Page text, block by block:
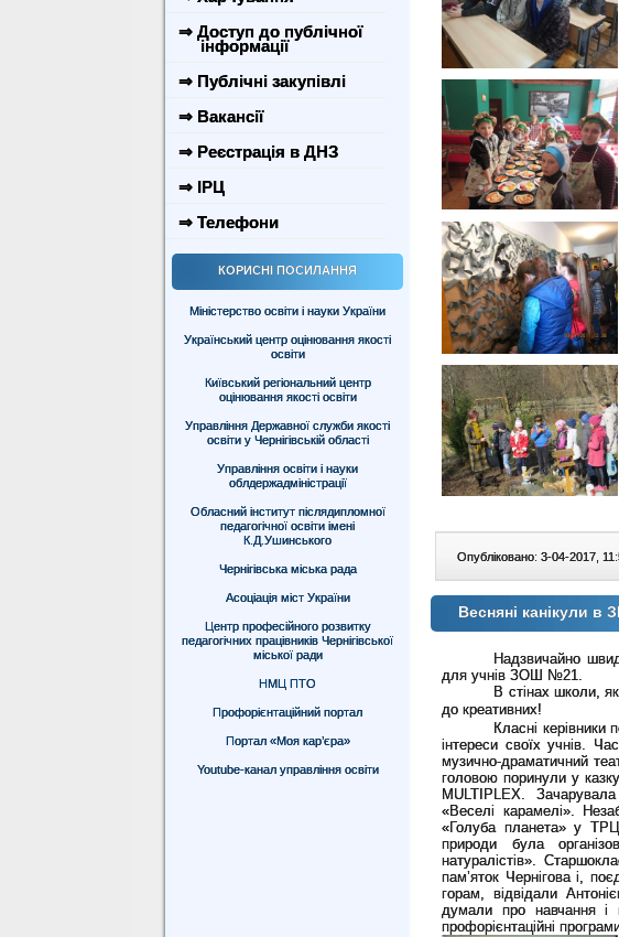
⇒ Доступ до публічної
інформації
⇒ Публічні закупівлі
⇒ Вакансії
⇒ Реєстрація в ДНЗ
⇒ ІРЦ
⇒ Телефони
КОРИСНІ ПОСИЛАННЯ
Міністерство освіти і науки України
Український центр оцінювання якості
освіти
Київський регіональний центр
оцінювання якості освіти
Управління Державної служби якості
освіти у Чернігівській області
Управління освіти і науки
облдержадміністрації
Обласний інститут післядипломної
педагогічної освіти імені
К.Д.Ушинського
Чернігівська міська рада
Асоціація міст України
Центр професійного розвитку
педагогічних працівників Чернігівської
міської ради
НМЦ ПТО
Профорієнтаційний портал
Портал «Моя кар’єра»
Youtube-канал управління освіти
Опубліковано: 3-04-2017,
Весняні канікули в
Надзвичайно
для учнів ЗОШ №21.
В стінах школи,
до креативних!
Класні керівники
інтереси своїх учнів.
музично-драматичний
головою поринули у
MULTIPLEX.
«Веселі карамелі».
«Голуба планета» у
природи була
натуралістів».
пам’яток Чернігова і,
горам, відвідали
думали про навчання і
профорієнтаційні